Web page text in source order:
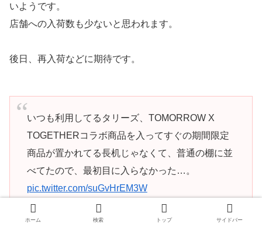
いようです。
店舗への入荷数も少ないと思われます。
後日、再入荷などに期待です。
いつも利用してるタリーズ、TOMORROW X
TOGETHERコラボ商品を入ってすぐの期間限定
商品が置かれてる長机じゃなくて、普通の棚に並
べてたので、最初目に入らなかった…。
pic.twitter.com/suGvHrEM3W
ホーム 検索 トップ サイドバー